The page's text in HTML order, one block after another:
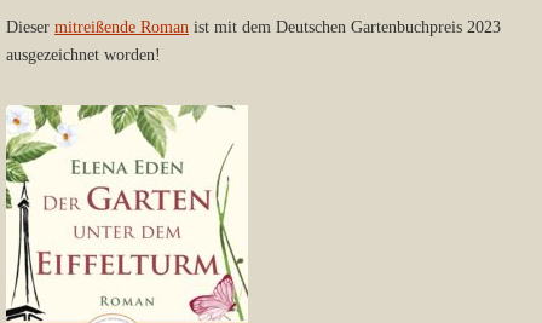
Dieser mitreißende Roman ist mit dem Deutschen Gartenbuchpreis 2023
ausgezeichnet worden!